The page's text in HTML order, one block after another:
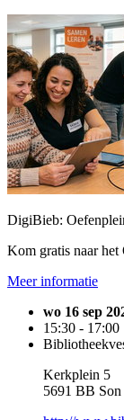
DigiBieb:
Kom gratis naar het
Meer informatie
wo 16 sep
15:30 - 17:00
Kerkplein 5
5691 BB Son